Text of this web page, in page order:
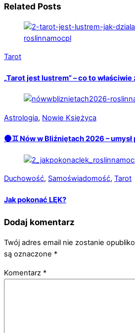
Related Posts
Tarot
„Tarot jest lustrem” – co to właściwie
Astrologia, Nowie Księżyca
🌑♊️ Nów w Bliźniętach 2026 –
Duchowość, Samoświadomość, Tarot
Jak pokonać LĘK?
Dodaj komentarz
Twój adres email nie zostanie
są oznaczone *
Komentarz *